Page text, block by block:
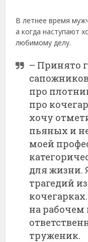
В летнее время
а когда наступают
любимому делу.
– Принято
про
про
хочу
пьяных и
моей
для жизни.
трагедий
на
труженик.